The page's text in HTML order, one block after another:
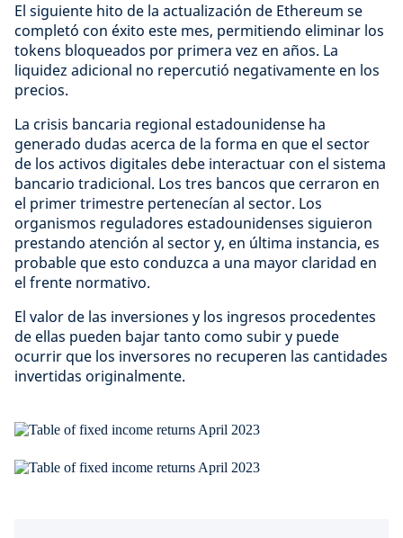
El siguiente hito de la actualización de Ethereum se
completó con éxito este mes, permitiendo eliminar los
tokens bloqueados por primera vez en años. La
liquidez adicional no repercutió negativamente en los
precios.
La crisis bancaria regional estadounidense ha
generado dudas acerca de la forma en que el sector
de los activos digitales debe interactuar con el sistema
bancario tradicional. Los tres bancos que cerraron en
el primer trimestre pertenecían al sector. Los
organismos reguladores estadounidenses siguieron
prestando atención al sector y, en última instancia, es
probable que esto conduzca a una mayor claridad en
el frente normativo.
El valor de las inversiones y los ingresos procedentes
de ellas pueden bajar tanto como subir y puede
ocurrir que los inversores no recuperen las cantidades
invertidas originalmente.